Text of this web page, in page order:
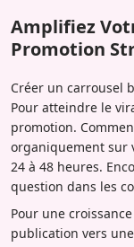
Amplifiez
Promotion
Créer un carrousel
Pour atteindre le
promotion.
organiquement sur
24 à 48 heures.
question dans les
Pour une
publication vers